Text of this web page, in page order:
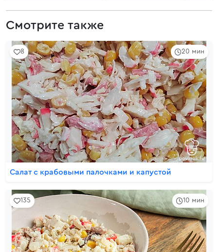
Смотрите также
20 мин
8
Салат с крабовыми палочками и капустой
10 мин
135